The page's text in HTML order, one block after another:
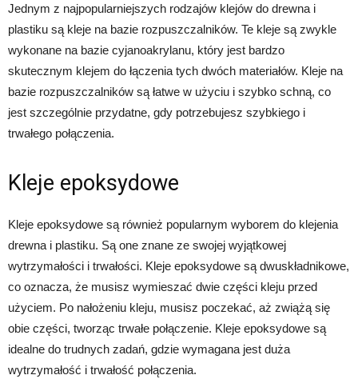
Jednym z najpopularniejszych rodzajów klejów do drewna i
plastiku są kleje na bazie rozpuszczalników. Te kleje są zwykle
wykonane na bazie cyjanoakrylanu, który jest bardzo
skutecznym klejem do łączenia tych dwóch materiałów. Kleje na
bazie rozpuszczalników są łatwe w użyciu i szybko schną, co
jest szczególnie przydatne, gdy potrzebujesz szybkiego i
trwałego połączenia.
Kleje epoksydowe
Kleje epoksydowe są również popularnym wyborem do klejenia
drewna i plastiku. Są one znane ze swojej wyjątkowej
wytrzymałości i trwałości. Kleje epoksydowe są dwuskładnikowe,
co oznacza, że musisz wymieszać dwie części kleju przed
użyciem. Po nałożeniu kleju, musisz poczekać, aż zwiążą się
obie części, tworząc trwałe połączenie. Kleje epoksydowe są
idealne do trudnych zadań, gdzie wymagana jest duża
wytrzymałość i trwałość połączenia.